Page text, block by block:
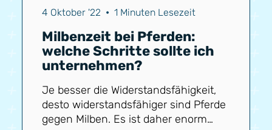
4 Oktober '22 • 1 Minuten Lesezeit
Milbenzeit bei Pferden:
welche Schritte sollte ich
unternehmen?
Je besser die Widerstandsfähigkeit,
desto widerstandsfähiger sind Pferde
gegen Milben. Es ist daher enorm